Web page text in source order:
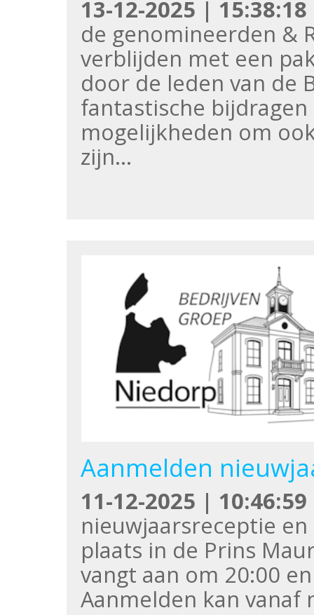
13-12-2025 | 15:38:18
de genomineerden &
verblijden met een
door de leden van de
fantastische
mogelijkheden om
zijn…
Aanmelden
11-12-2025 | 10:46:59
nieuwjaarsreceptie en
plaats in de Prins
vangt aan om 20:00
Aanmelden kan vanaf